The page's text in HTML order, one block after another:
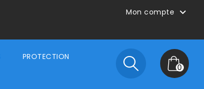
Mon compte 
0
PROTECTION